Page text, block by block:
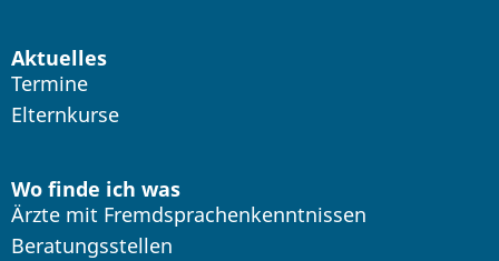
Aktuelles
Termine
Elternkurse
Wo finde ich was
Ärzte mit Fremdsprachenkenntnissen
Beratungsstellen